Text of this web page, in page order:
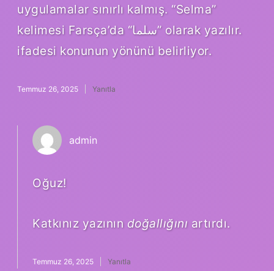
uygulamalar sınırlı kalmış. “Selma”
kelimesi Farsça’da “سلما” olarak yazılır.
ifadesi konunun yönünü belirliyor.
Temmuz 26, 2025 Yanıtla
admin
Oğuz!
Katkınız yazının doğallığını artırdı.
Temmuz 26, 2025 Yanıtla